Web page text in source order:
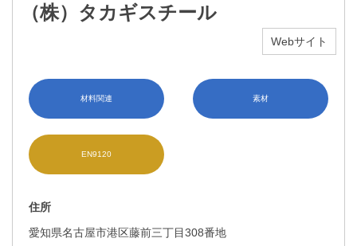
（株）タカギスチール
Webサイト
材料関連 素材
EN9120
住所
愛知県名古屋市港区藤前三丁目308番地